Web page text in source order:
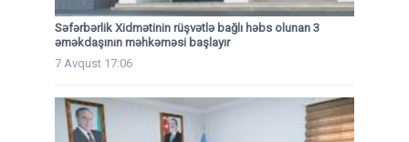
Səfərbərlik Xidmətinin rüşvətlə bağlı həbs olunan 3
əməkdaşının məhkəməsi başlayır
7 Avqust 17:06